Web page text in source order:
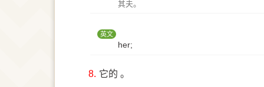
其夫。
英文
her;
8. 它的 。